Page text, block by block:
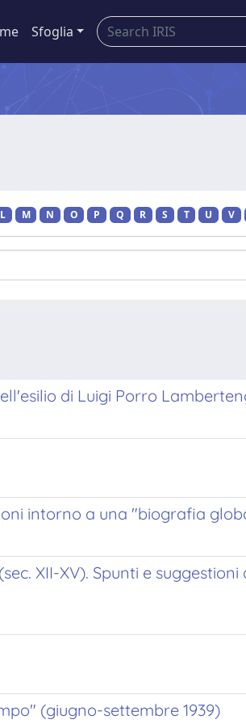
Sfoglia
L M N O P Q R S T U V
di Luigi Porro
intorno a una "biografia
XII-XV). Spunti e
(giugno-settembre 1939)